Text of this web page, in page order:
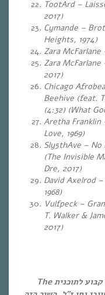
TootArd –
2017)
Cymande –
Heights, 1974)
Zara
Zara McFarlane
2017)
Chicago
Beehive (feat.
(4:32) (What
Aretha Franklin
Love, 1969)
Sly5thAve –
(The Invisible
Dre, 2017)
David Axelrod
1968)
Vulfpeck –
T. Walker &
2017)
כשהייתי ילדה, אבא שלי היה מאזין קבוע לתוכנית The